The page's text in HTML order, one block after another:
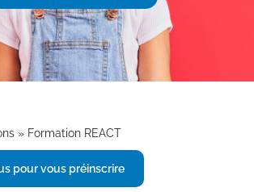
» Formation REACT
pour vous préinscrire